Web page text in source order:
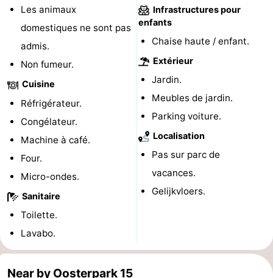
jeux
jeux
Bowling
Parcours
mini-
Centres
bien-
&
Nature
guidées
Sports
Piscines
-
du
Randonnée
-
Les animaux
domestiques ne sont pas
admis.
Non fumeur.
Cuisine
Réfrigérateur.
Congélateur.
Machine à café.
Four.
Micro-ondes.
Sanitaire
Toilette.
Lavabo.
Infrastructures pour
enfants
Chaise haute / enfant.
Extérieur
Jardin.
Meubles de jardin.
Parking voiture.
Localisation
Pas sur parc de
vacances.
Gelijkvloers.
Near by Oosterpark 15